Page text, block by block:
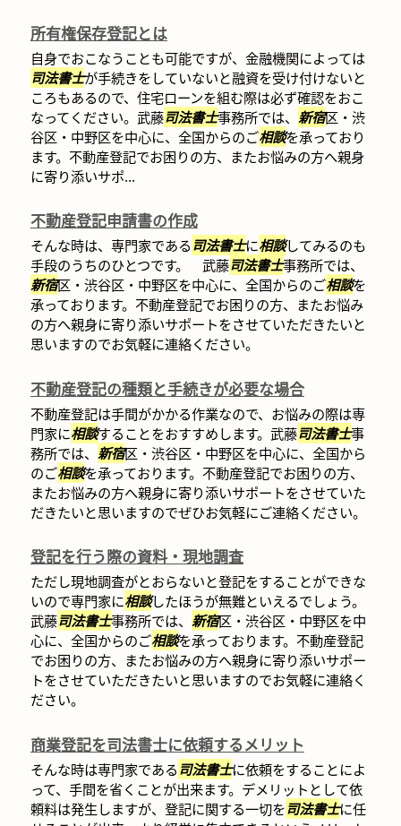
所有権保存登記とは
自身でおこなうことも可能ですが、金融機関によっては
司法書士が手続きをしていないと融資を受け付けないと
ころもあるので、住宅ローンを組む際は必ず確認をおこ
なってください。武藤司法書士事務所では、 新宿区・渋
谷区・中野区を中心に、全国からのご相談を承っており
ます。不動産登記でお困りの方、またお悩みの方へ親身
に寄り添いサポ...
不動産登記申請書の作成
そんな時は、専門家である司法書士に相談してみるのも
手段のうちのひとつです。 武藤司法書士事務所では、
新宿区・渋谷区・中野区を中心に、全国からのご相談を
承っております。不動産登記でお困りの方、またお悩み
の方へ親身に寄り添いサポートをさせていただきたいと
思いますのでお気軽に連絡ください。
不動産登記の種類と手続きが必要な場合
不動産登記は手間がかかる作業なので、お悩みの際は専
門家に相談することをおすすめします。武藤司法書士事
務所では、 新宿区・渋谷区・中野区を中心に、全国から
のご相談を承っております。不動産登記でお困りの方、
またお悩みの方へ親身に寄り添いサポートをさせていた
だきたいと思いますのでぜひお気軽にご連絡ください。
登記を行う際の資料・現地調査
ただし現地調査がとおらないと登記をすることができな
いので専門家に相談したほうが無難といえるでしょう。
武藤司法書士事務所では、 新宿区・渋谷区・中野区を中
心に、全国からのご相談を承っております。不動産登記
でお困りの方、またお悩みの方へ親身に寄り添いサポー
トをさせていただきたいと思いますのでお気軽に連絡く
ださい。
商業登記を司法書士に依頼するメリット
そんな時は専門家である司法書士に依頼をすることによ
って、手間を省くことが出来ます。デメリットとして依
頼料は発生しますが、登記に関する一切を司法書士に任